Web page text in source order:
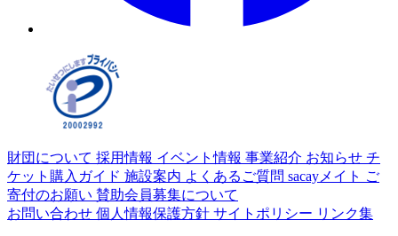
財団について 採用情報 イベント情報 事業紹介 お知らせ チ
ケット購入ガイド 施設案内 よくあるご質問 sacayメイト ご
寄付のお願い 賛助会員募集について
お問い合わせ 個人情報保護方針 サイトポリシー リンク集